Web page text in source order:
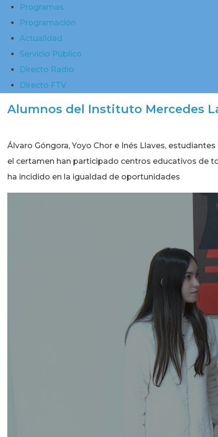
Programas
Programación
Actualidad
Servicio Público
Directo Radio
Directo FTV
Alumnos del Instituto Mercedes
Álvaro Góngora, Yoyo Chor e Inés Llaves,
el certamen han participado centros educativos de
ha incidido en la igualdad de oportunidades